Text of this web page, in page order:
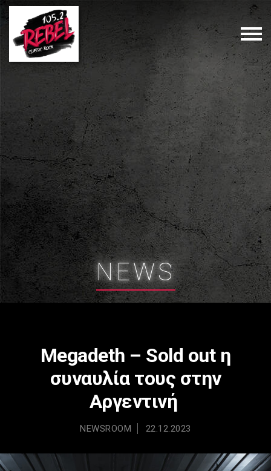
NEWS
Megadeth – Sold out η
συναυλία τους στην
Αργεντινή
NEWSROOM 22.12.2023